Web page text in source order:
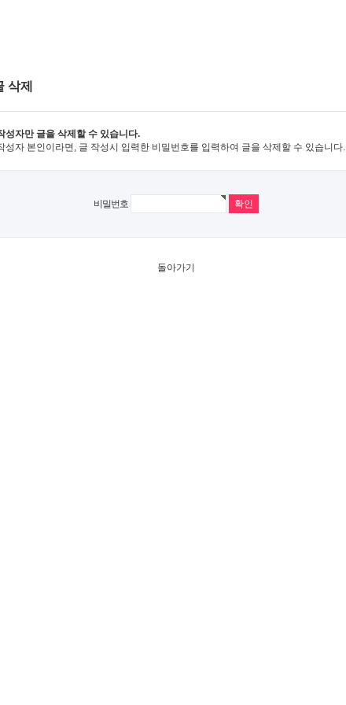
삭제
성자만 글을 삭제할 수 있습니다.
성자 본인이라면, 글 작성시 입력한 비밀번호를 입력하여 글을 삭제할 수 있습니다.
비밀번호
돌아가기